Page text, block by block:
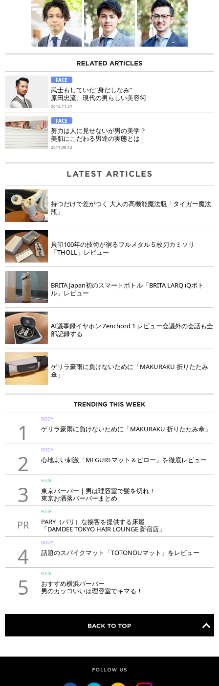
FACE
武士もしていた“身だしなみ”
原田忠流、現代の男らしい美容術
2014.11.27
FACE
努力は人に見せないが男の美学？
美肌にこだわる男達の実態とは
2014.09.12
持つだけで差がつく 大人の高機能魔法瓶「タイガー魔法
瓶」
貝印100年の技術が宿るフルメタル５枚刃カミソリ
「THOLL」レビュー
BRITA Japan初のスマートボトル「BRITA LARQ iQボト
ル」レビュー
AI議事録イヤホン Zenchord 1 レビュー会議外の会話も全
部記録する
ゲリラ豪雨に負けないために「MAKURAKU 折りたたみ
傘」
1
BODY
ゲリラ豪雨に負けないために「MAKURAKU 折りたたみ傘」
2
BODY
心地よい刺激「MEGURI マット＆ピロー」を徹底レビュー
3
HAIR
東京バーバー｜男は理容室で髪を切れ！
東京お洒落バーバーまとめ
PR
HAIR
PARY（パリ）な接客を提供する床屋
「DAMDEE TOKYO HAIR LOUNGE 新宿店」
4
BODY
話題のスパイクマット「TOTONOUマット」をレビュー
5
HAIR
おすすめ横浜バーバー
男のカッコいいは理容室でキマる！